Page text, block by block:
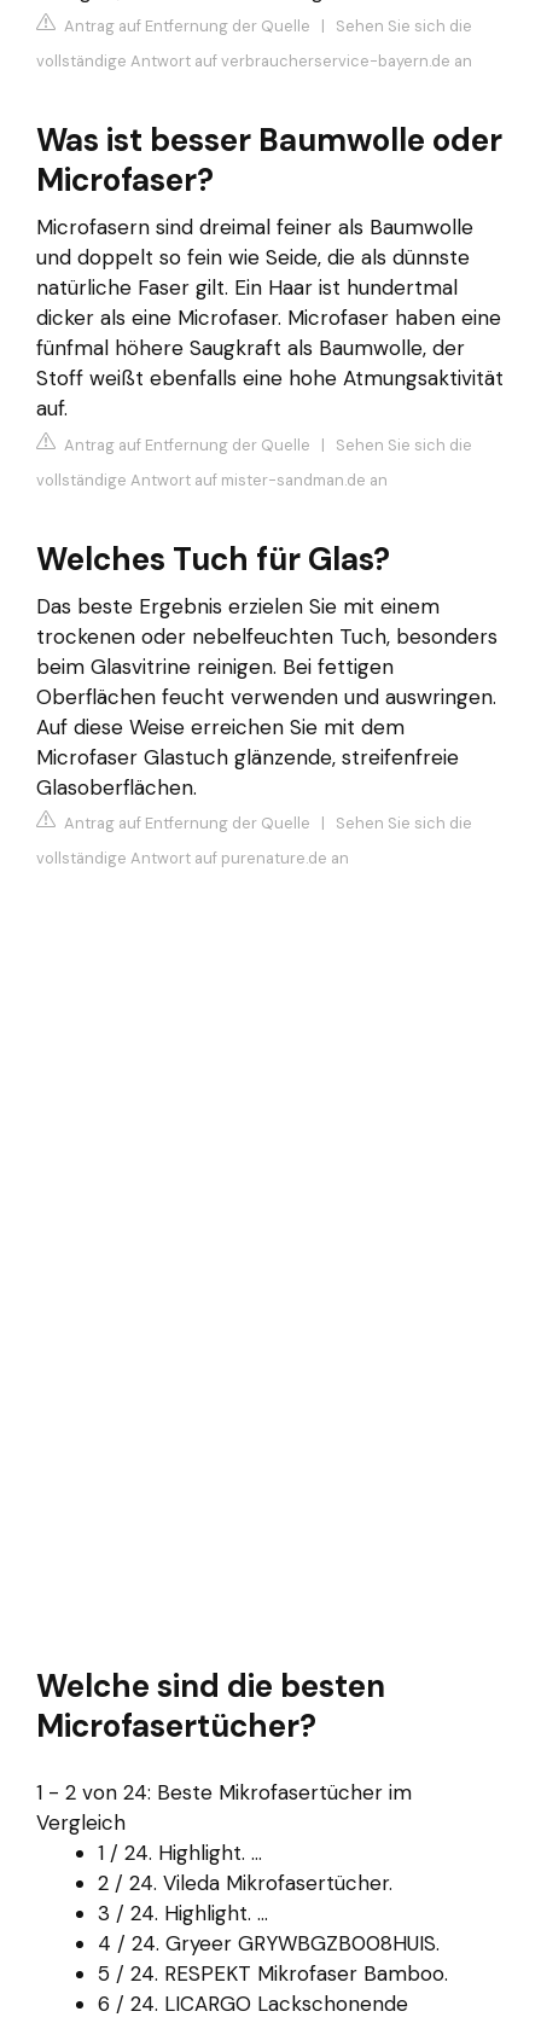
Antrag auf Entfernung der Quelle | Sehen Sie sich die
vollständige Antwort auf verbraucherservice-bayern.de an
Was ist besser Baumwolle oder
Microfaser?
Microfasern sind dreimal feiner als Baumwolle
und doppelt so fein wie Seide, die als dünnste
natürliche Faser gilt. Ein Haar ist hundertmal
dicker als eine Microfaser. Microfaser haben eine
fünfmal höhere Saugkraft als Baumwolle, der
Stoff weißt ebenfalls eine hohe Atmungsaktivität
auf.
Antrag auf Entfernung der Quelle | Sehen Sie sich die
vollständige Antwort auf mister-sandman.de an
Welches Tuch für Glas?
Das beste Ergebnis erzielen Sie mit einem
trockenen oder nebelfeuchten Tuch, besonders
beim Glasvitrine reinigen. Bei fettigen
Oberflächen feucht verwenden und auswringen.
Auf diese Weise erreichen Sie mit dem
Microfaser Glastuch glänzende, streifenfreie
Glasoberflächen.
Antrag auf Entfernung der Quelle | Sehen Sie sich die
vollständige Antwort auf purenature.de an
Welche sind die besten
Microfasertücher?
1 - 2 von 24: Beste Mikrofasertücher im
Vergleich
1 / 24. Highlight. ...
2 / 24. Vileda Mikrofasertücher.
3 / 24. Highlight. ...
4 / 24. Gryeer GRYWBGZB008HUIS.
5 / 24. RESPEKT Mikrofaser Bamboo.
6 / 24. LICARGO Lackschonende